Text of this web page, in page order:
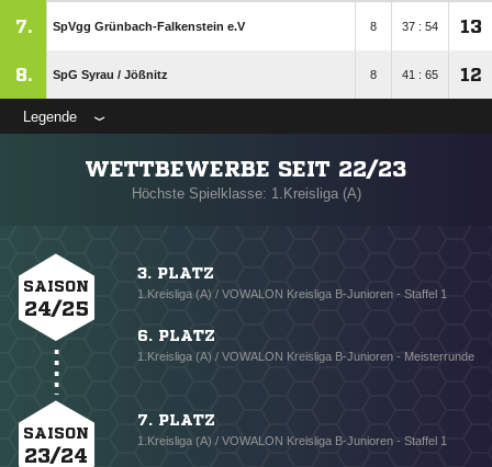
7. SpVgg Grünbach-Falkenstein e.V 8 37 : 54 13
8. SpG Syrau /​ Jößnitz 8 41 : 65 12
Legende
WETTBEWERBE SEIT 22/23
Höchste Spielklasse: 1.Kreisliga (A)
SAISON
24/25
3. PLATZ
1.Kreisliga (A) / VOWALON Kreisliga B-Junioren - Staffel 1
6. PLATZ
1.Kreisliga (A) / VOWALON Kreisliga B-Junioren - Meisterrunde
SAISON
23/24
7. PLATZ
1.Kreisliga (A) / VOWALON Kreisliga B-Junioren - Staffel 1